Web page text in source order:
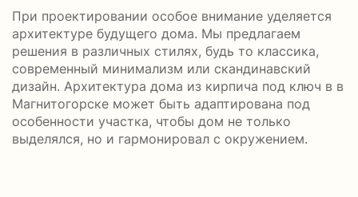
При проектировании особое внимание уделяется
архитектуре будущего дома. Мы предлагаем
решения в различных стилях, будь то классика,
современный минимализм или скандинавский
дизайн. Архитектура дома из кирпича под ключ в в
Магнитогорске может быть адаптирована под
особенности участка, чтобы дом не только
выделялся, но и гармонировал с окружением.